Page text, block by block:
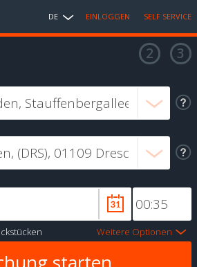
DE EINLOGGEN SELF SERVICE
Weitere Optionen